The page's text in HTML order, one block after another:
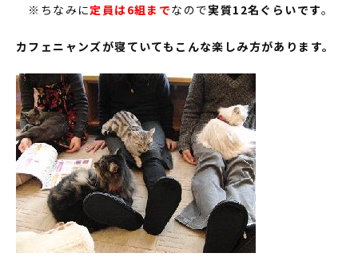
※ちなみに定員は6組までなので実質12名ぐらいです。
カフェニャンズが寝ていてもこんな楽しみ方があります。